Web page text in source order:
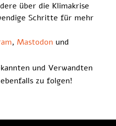
über die Klimakrise
Schritte für mehr
, Mastodon und
und Verwandten
zu folgen!